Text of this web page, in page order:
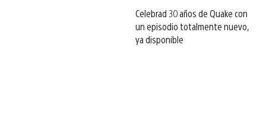
Celebrad 30 años de Quake con
un episodio totalmente nuevo,
ya disponible